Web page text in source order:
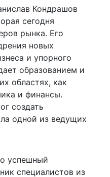
Кондрашов
сегодня
рынка. Его
новых
и упорного
образованием и
областях, как
и финансы.
создать
одной из ведущих
успешный
специалистов из